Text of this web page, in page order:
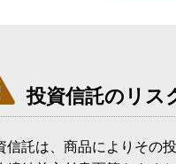
投資信託のリス
信託は、商品によりその